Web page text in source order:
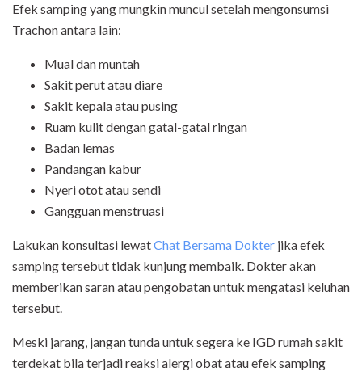
Efek samping yang mungkin muncul setelah mengonsumsi
Trachon antara lain:
Mual dan muntah
Sakit perut atau diare
Sakit kepala atau pusing
Ruam kulit dengan gatal-gatal ringan
Badan lemas
Pandangan kabur
Nyeri otot atau sendi
Gangguan menstruasi
Lakukan konsultasi lewatChat Bersama Dokter jika efek
samping tersebut tidak kunjung membaik. Dokter akan
memberikan saran atau pengobatan untuk mengatasi keluhan
tersebut.
Meski jarang, jangan tunda untuk segera ke IGD rumah sakit
terdekat bila terjadi reaksi alergi obat atau efek samping